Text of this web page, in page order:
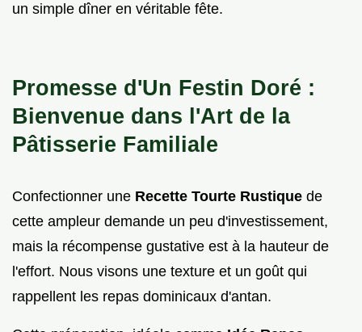
un simple dîner en véritable fête.
Promesse d'Un Festin Doré :
Bienvenue dans l'Art de la
Pâtisserie Familiale
Confectionner une Recette Tourte Rustique de
cette ampleur demande un peu d'investissement,
mais la récompense gustative est à la hauteur de
l'effort. Nous visons une texture et un goût qui
rappellent les repas dominicaux d'antan.